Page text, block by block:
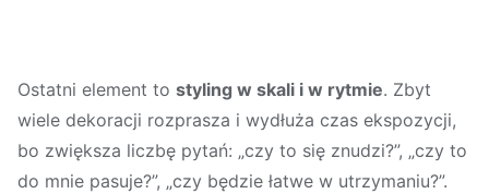
Ostatni element to styling w skali i w rytmie. Zbyt
wiele dekoracji rozprasza i wydłuża czas ekspozycji,
bo zwiększa liczbę pytań: „czy to się znudzi?”, „czy to
do mnie pasuje?”, „czy będzie łatwe w utrzymaniu?”.